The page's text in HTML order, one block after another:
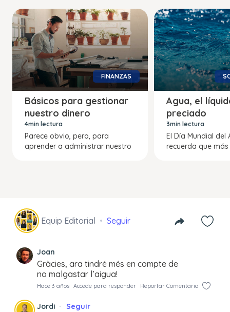
FINANZAS
Básicos para gestionar
nuestro dinero
4min lectura
Parece obvio, pero, para
aprender a administrar nuestro
Agua, el
preciado
3min lectura
El Día Mundial del
recuerda que
Equip Editorial Seguir
Joan
Gràcies, ara tindré més en compte de
no malgastar l’aigua!
Hace 3 años Accede para responder Reportar Comentario
Jordi Seguir